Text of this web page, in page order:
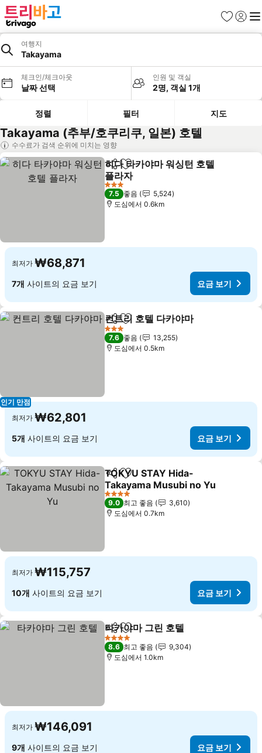
즐겨찾기
로그인
메
여행지
Takayama
체크인/체크아웃
날짜 선택
인원 및 객실
2명, 객실 1개
정렬 필터 지도
Takayama (추부/호쿠리쿠, 일본) 호텔
수수료가 검색 순위에 미치는 영향
공유 즐겨찾기에 추가
히다 타카야마 워싱턴 호텔
플라자
요금 보기
3 성급
7.5 좋음
5,524
도심에서 0.6km
최저가 ₩68,871
7개 사이트의 요금 보기 요금 보기
인기 만점
공유 즐겨찾기에 추가
컨트리 호텔 다카야마
3 성급
7.6 좋음
13,255
도심에서 0.5km
최저가 ₩62,801
5개 사이트의 요금 보기 요금 보기
공유 즐겨찾기에 추가
TOKYU STAY Hida-
Takayama Musubi no Yu
요금 보기
4 성급
9.0 최고 좋음
3,610
도심에서 0.7km
최저가 ₩115,757
10개 사이트의 요금 보기 요금 보기
공유 즐겨찾기에 추가
타카야마 그린 호텔
4 성급
8.6 최고 좋음
9,304
도심에서 1.0km
최저가 ₩146,091
9개 사이트의 요금 보기 요금 보기